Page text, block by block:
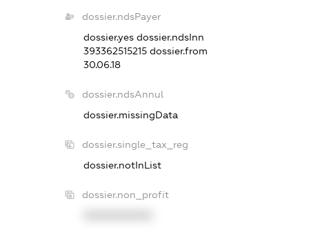
dossier.ndsPayer
dossier.yesdossier.ndsInn
393362515215dossier.from
30.06.18
dossier.ndsAnnul
dossier.missingData
dossier.single_tax_reg
dossier.notInList
dossier.non_profit